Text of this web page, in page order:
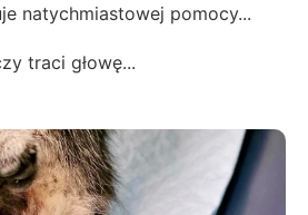
natychmiastowej pomocy...
traci głowę...